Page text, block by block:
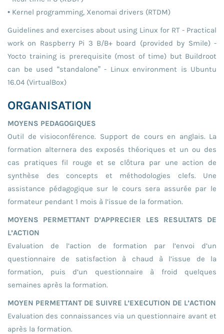
• Kernel programming, Xenomai drivers (RTDM)
Guidelines and exercises about using Linux for RT - Practical
work on Raspberry Pi 3 B/B+ board (provided by Smile) -
Yocto training is prerequisite (most of time) but Buildroot
can be used “standalone” - Linux environment is Ubuntu
16.04 (VirtualBox)
ORGANISATION
MOYENS PEDAGOGIQUES
Outil de visioconférence. Support de cours en anglais. La
formation alternera des exposés théoriques et un ou des
cas pratiques fil rouge et se clôtura par une action de
synthèse des concepts et méthodologies clefs. Une
assistance pédagogique sur le cours sera assurée par le
formateur pendant 1 mois à l’issue de la formation.
MOYENS PERMETTANT D’APPRECIER LES RESULTATS DE
L’ACTION
Evaluation de l’action de formation par l’envoi d’un
questionnaire de satisfaction à chaud à l’issue de la
formation, puis d’un questionnaire à froid quelques
semaines après la formation.
MOYEN PERMETTANT DE SUIVRE L’EXECUTION DE L’ACTION
Evaluation des connaissances via un questionnaire avant et
après la formation.